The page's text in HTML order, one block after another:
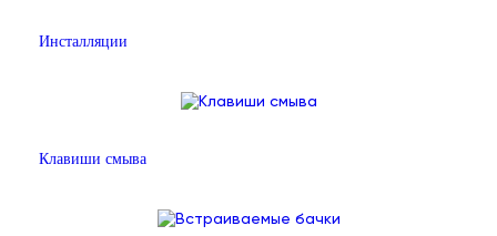
Инсталляции
Клавиши смыва